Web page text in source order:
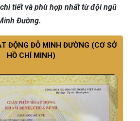
tiết và phù hợp nhất từ đội ngũ
Đường.
ĐỘNG ĐỖ MINH ĐƯỜNG (CƠ SỞ
HỒ CHÍ MINH)